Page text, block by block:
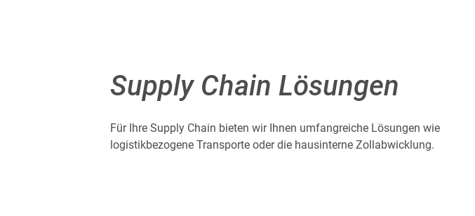
Supply Chain Lösungen
Für Ihre Supply Chain bieten wir Ihnen umfangreiche Lösungen wie
logistikbezogene Transporte oder die hausinterne Zollabwicklung.